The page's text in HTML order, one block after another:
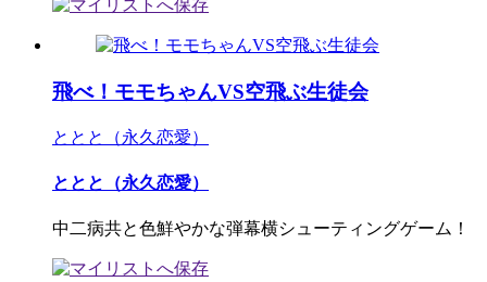
飛べ！モモちゃんVS空飛ぶ生徒会
ととと（永久恋愛）
ととと（永久恋愛）
中二病共と色鮮やかな弾幕横シューティングゲーム！